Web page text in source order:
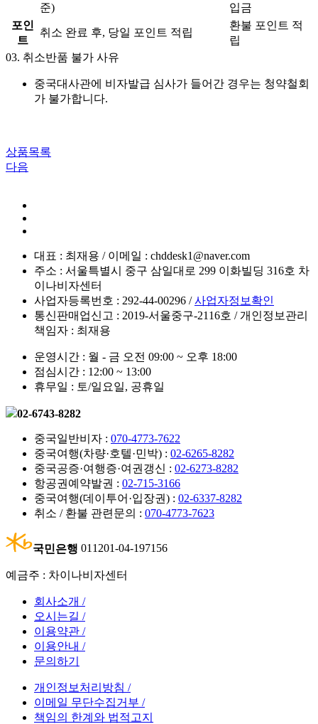
준)
입금
포인
트
취소 완료 후, 당일 포인트 적립
환불 포인트 적
립
03. 취소반품 불가 사유
중국대사관에 비자발급 심사가 들어간 경우는 청약철회
가 불가합니다.
상품목록
다음
대표 : 최재용 / 이메일 : chddesk1@naver.com
주소 : 서울특별시 중구 삼일대로 299 이화빌딩 316호 차
이나비자센터
사업자등록번호 : 292-44-00296 /사업자정보확인
통신판매업신고 : 2019-서울중구-2116호 / 개인정보관리
책임자 : 최재용
운영시간 : 월 - 금 오전 09:00 ~ 오후 18:00
점심시간 : 12:00 ~ 13:00
휴무일 : 토/일요일, 공휴일
02-6743-8282
중국일반비자 : 070-4773-7622
중국여행(차량·호텔·민박) : 02-6265-8282
중국공증·여행증·여권갱신 : 02-6273-8282
항공권예약발권 : 02-715-3166
중국여행(데이투어·입장권) : 02-6337-8282
취소 / 환불 관련문의 : 070-4773-7623
국민은행 011201-04-197156
예금주 : 차이나비자센터
회사소개 /
오시는길 /
이용약관 /
이용안내 /
문의하기
개인정보처리방침 /
이메일 무단수집거부 /
책임의 한계와 법적고지